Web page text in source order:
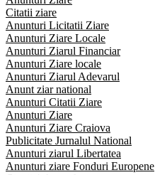
Citatii ziare
Anunturi Licitatii Ziare
Anunturi Ziare Locale
Anunturi Ziarul Financiar
Anunturi Ziare locale
Anunturi Ziarul Adevarul
Anunt ziar national
Anunturi Citatii Ziare
Anunturi Ziare
Anunturi Ziare Craiova
Publicitate Jurnalul National
Anunturi ziarul Libertatea
Anunturi ziare Fonduri Europene